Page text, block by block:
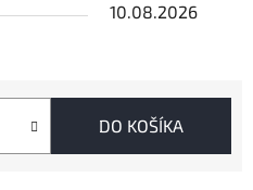
10.08.2026
DO KOŠÍKA